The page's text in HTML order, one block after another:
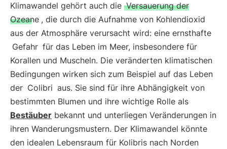
Klimawandel gehört auch die Versauerung der
Ozeane , die durch die Aufnahme von Kohlendioxid
aus der Atmosphäre verursacht wird: eine ernsthafte
Gefahr für das Leben im Meer, insbesondere für
Korallen und Muscheln. Die veränderten klimatischen
Bedingungen wirken sich zum Beispiel auf das Leben
der Colibri aus. Sie sind für ihre Abhängigkeit von
bestimmten Blumen und ihre wichtige Rolle als
Bestäuber bekannt und unterliegen Veränderungen in
ihren Wanderungsmustern. Der Klimawandel könnte
den idealen Lebensraum für Kolibris nach Norden